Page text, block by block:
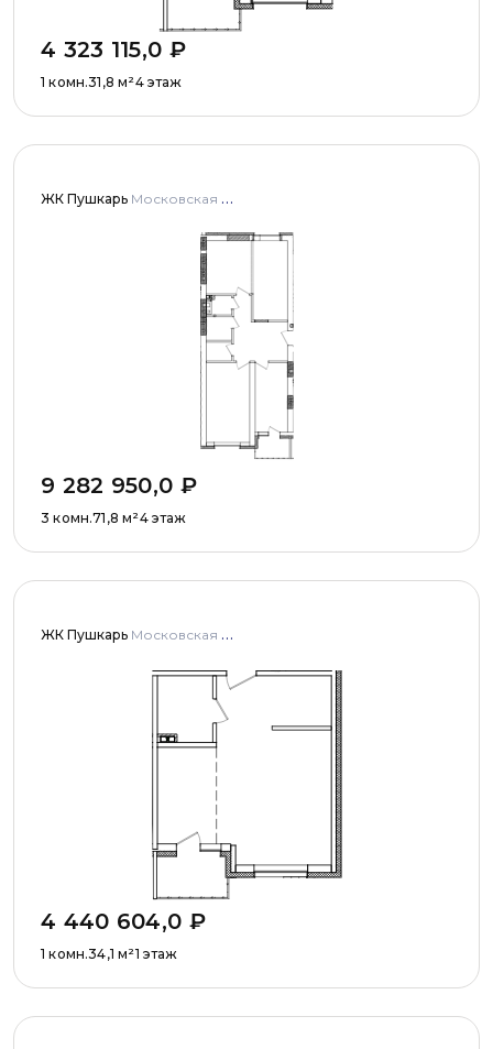
4 323 115,0 ₽
1 комн.31,8 м²4 этаж
ЖК Пушкарь Московская область, Городской округ Пушкинский, с. Тарасовка, мкр Пушкарь, дома № 1, 2, 3
9 282 950,0 ₽
3 комн.71,8 м²4 этаж
ЖК Пушкарь Московская область, Городской округ Пушкинский, с. Тарасовка, мкр Пушкарь, дома № 1, 2, 3
4 440 604,0 ₽
1 комн.34,1 м²1 этаж